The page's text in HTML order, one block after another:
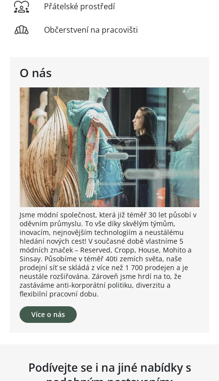
O nás
Jsme módní společnost, která již téměř 30 let působí v
oděvním průmyslu. To vše díky skvělým týmům,
inovacím, nejnovějším technologiím a neustálému
hledání nových cest! V současné době vlastníme 5
módních značek – Reserved, Cropp, House, Mohito a
Sinsay. Působíme v téměř 40ti zemích světa, naše
prodejní síť se skládá z více než 1 700 prodejen a je
neustále rozšiřována. Zároveň jsme hrdí na to, že
zastáváme anti-korporátní politiku, diverzitu a
flexibilní pracovní dobu.
Více o nás
Přátelské prostředí
Občerstvení na pracovišti
Podívejte se i na jiné nabídky s